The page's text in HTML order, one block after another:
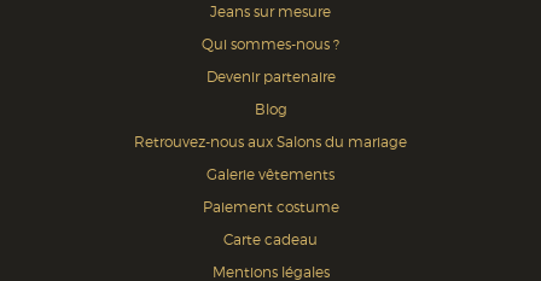
Jeans sur mesure
Qui sommes-nous ?
Devenir partenaire
Blog
Retrouvez-nous aux Salons du mariage
Galerie vêtements
Paiement costume
Carte cadeau
Mentions légales